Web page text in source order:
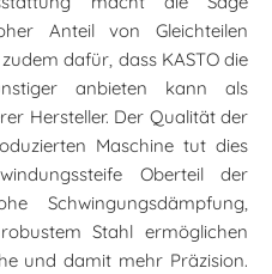
Anteil von Gleichteilen
dafür, dass KASTO die
anbieten kann als
Hersteller. Der Qualität der
Maschine tut dies
Oberteil der
Schwingungsdämpfung,
Stahl ermöglichen
und damit mehr Präzision.